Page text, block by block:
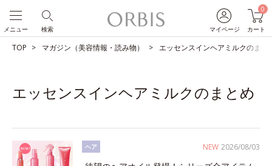
マイページ
0
カート
検索
メニュー
TOP マガジン（美容情報・読み物） エッセンスインヘアミルクのまと
エッセンスインヘアミルクのまとめ
NEW 2026/08/03
ヘア